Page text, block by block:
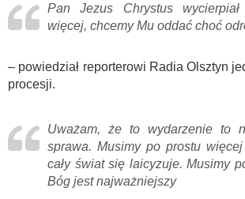
Pan Jezus Chrystus
więcej, chcemy Mu oddać choć
– powiedział reporterowi Radia Olsztyn
procesji.
Uważam, że to wydarzenie to
sprawa. Musimy po prostu
cały świat się laicyzuje. Musimy
Bóg jest najważniejszy